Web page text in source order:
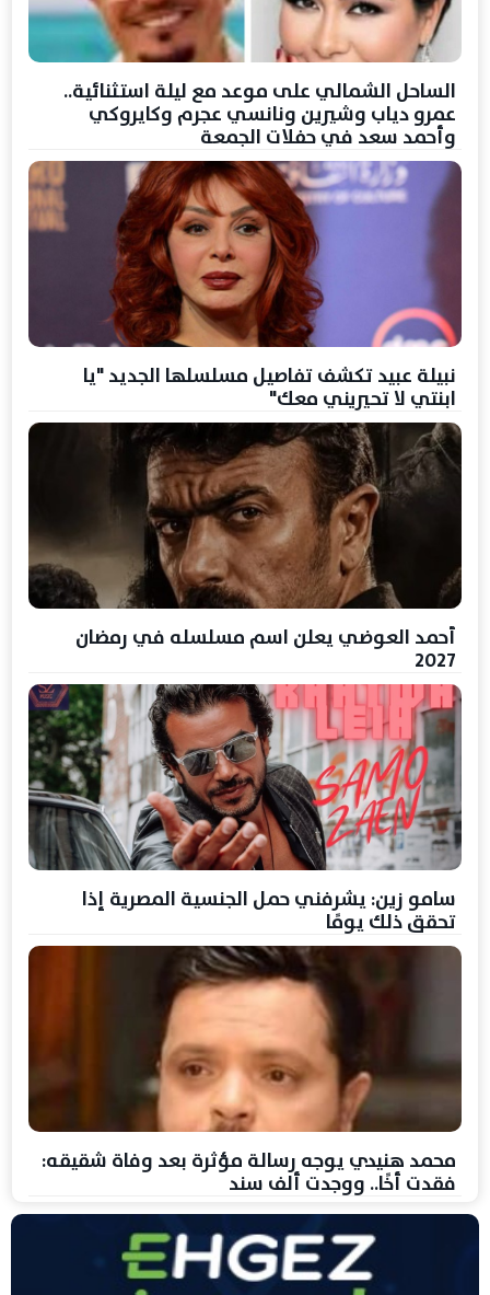
الساحل الشمالي على موعد مع ليلة استثنائية..
عمرو دياب وشيرين ونانسي عجرم وكايروكي
وأحمد سعد في حفلات الجمعة
نبيلة عبيد تكشف تفاصيل مسلسلها الجديد "يا
ابنتي لا تحيريني معك"
أحمد العوضي يعلن اسم مسلسله في رمضان
2027
سامو زين: يشرفني حمل الجنسية المصرية إذا
تحقق ذلك يومًا
محمد هنيدي يوجه رسالة مؤثرة بعد وفاة شقيقه:
فقدت أخًا.. ووجدت ألف سند